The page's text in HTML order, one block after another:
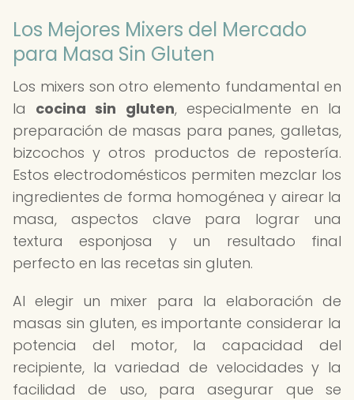
Los Mejores Mixers del Mercado
para Masa Sin Gluten
Los mixers son otro elemento fundamental en
la cocina sin gluten, especialmente en la
preparación de masas para panes, galletas,
bizcochos y otros productos de repostería.
Estos electrodomésticos permiten mezclar los
ingredientes de forma homogénea y airear la
masa, aspectos clave para lograr una
textura esponjosa y un resultado final
perfecto en las recetas sin gluten.
Al elegir un mixer para la elaboración de
masas sin gluten, es importante considerar la
potencia del motor, la capacidad del
recipiente, la variedad de velocidades y la
facilidad de uso, para asegurar que se